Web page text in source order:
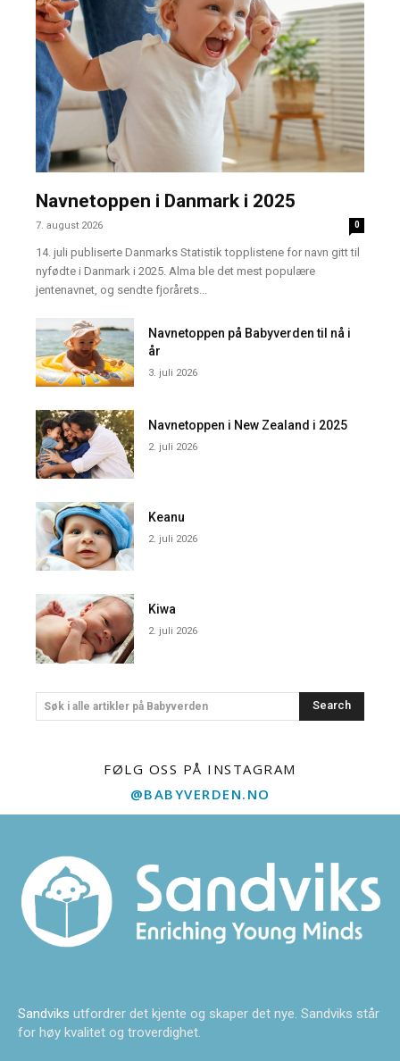
Navnetoppen i Danmark i 2025
7. august 2026 0
14. juli publiserte Danmarks Statistik topplistene for navn gitt til
nyfødte i Danmark i 2025. Alma ble det mest populære
jentenavnet, og sendte fjorårets...
Navnetoppen på Babyverden til nå i
år
3. juli 2026
Navnetoppen i New Zealand i 2025
2. juli 2026
Keanu
2. juli 2026
Kiwa
2. juli 2026
Søk i alle artikler på Babyverden Search
FØLG OSS PÅ INSTAGRAM
@BABYVERDEN.NO
Sandviks utfordrer det kjente og skaper det nye. Sandviks står
for høy kvalitet og troverdighet.